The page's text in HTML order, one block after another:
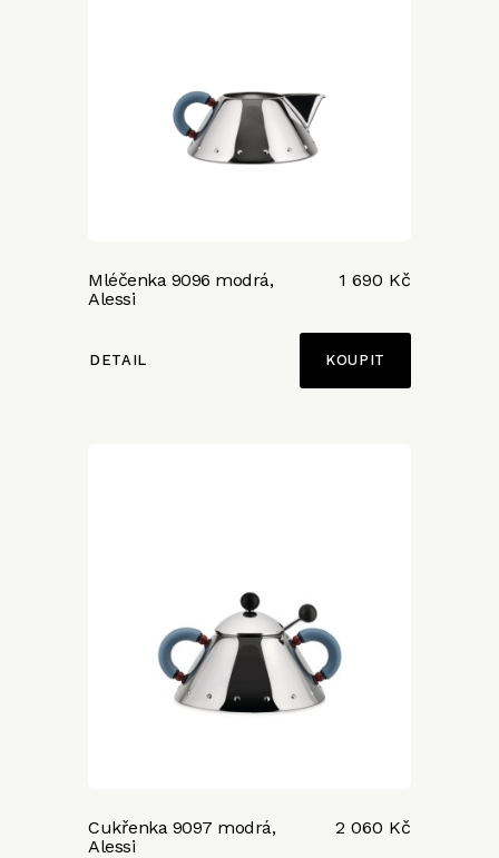
Mléčenka 9096 modrá,
Alessi
1 690 Kč
DETAIL
Cukřenka 9097 modrá,
Alessi
2 060 Kč